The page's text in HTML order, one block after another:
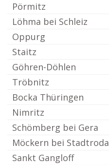
Pörmitz
Löhma bei Schleiz
Oppurg
Staitz
Göhren-Döhlen
Tröbnitz
Bocka Thüringen
Nimritz
Schömberg bei Gera
Möckern bei Stadtroda
Sankt Gangloff